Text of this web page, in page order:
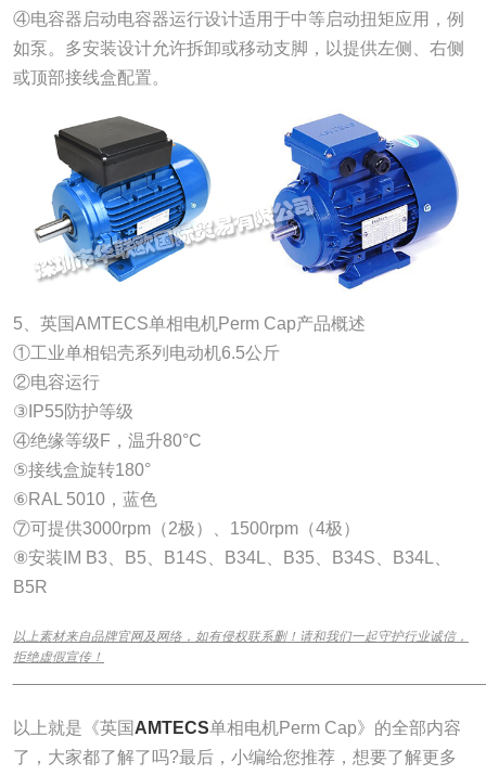
④电容器启动电容器运行设计适用于中等启动扭矩应用，例
如泵。多安装设计允许拆卸或移动支脚，以提供左侧、右侧
或顶部接线盒配置。
5、英国AMTECS单相电机Perm Cap产品概述
①工业单相铝壳系列电动机6.5公斤
②电容运行
③IP55防护等级
④绝缘等级F，温升80°C
⑤接线盒旋转180°
⑥RAL 5010，蓝色
⑦可提供3000rpm（2极）、1500rpm（4极）
⑧安装IM B3、B5、B14S、B34L、B35、B34S、B34L、
B5R
以上素材来自品牌官网及网络，如有侵权联系删！请和我们一起守护行业诚信，
拒绝虚假宣传！
以上就是《英国 AMTECS单相电机Perm Cap》的全部内容
了，大家都了解了吗?最后，小编给您推荐，想要了解更多